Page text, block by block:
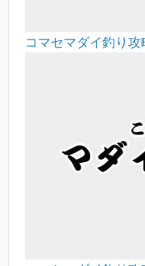
コマセマダイ釣り